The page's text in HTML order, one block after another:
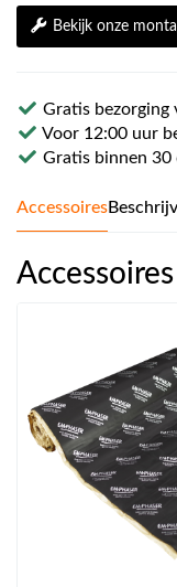
Bekijk onze
Gratis bezorging
Voor 12:00 uur
Gratis binnen 30
Accessoires
Accessoires